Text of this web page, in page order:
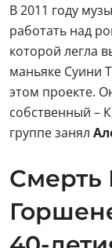
В 2011 году
работать над
которой легла
маньяке Суини
этом проекте.
собственный –
группе занял
Смерть